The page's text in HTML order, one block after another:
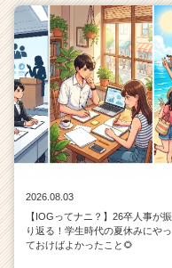
2026.08.03
【IOGってナニ？】26卒人事が振
り返る！学生時代の夏休みにやっ
ておけばよかったこと🌻